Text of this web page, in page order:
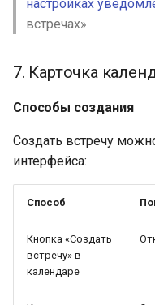
настройках
встречах».
7. Карточка
Способы создания
Создать встречу
интерфейса:
Способ
Кнопка «Создать
встречу» в
календаре